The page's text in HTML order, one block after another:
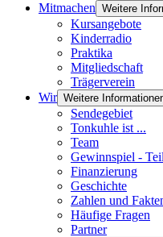
Mitmachen Weitere
Kursangebote
Kinderradio
Praktika
Mitgliedschaft
Trägerverein
Wir Weitere
Sendegebiet
Tonkuhle ist ...
Team
Gewinnspiel -
Finanzierung
Geschichte
Zahlen und
Häufige Fragen
Partner